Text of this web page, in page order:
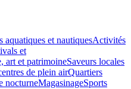
aquatiques et nautiquesActivités
et
art et patrimoineSaveurs locales
de plein airQuartiers
nocturneMagasinageSports